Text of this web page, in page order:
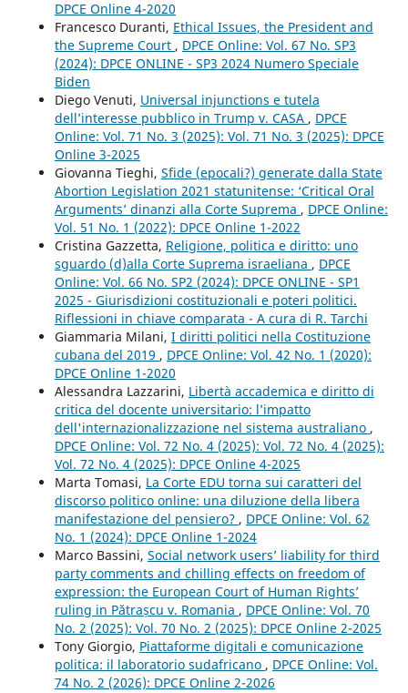
DPCE Online 4-2020
Francesco Duranti, Ethical Issues, the President and
the Supreme Court , DPCE Online: Vol. 67 No. SP3
(2024): DPCE ONLINE - SP3 2024 Numero Speciale
Biden
Diego Venuti, Universal injunctions e tutela
dell’interesse pubblico in Trump v. CASA , DPCE
Online: Vol. 71 No. 3 (2025): Vol. 71 No. 3 (2025): DPCE
Online 3-2025
Giovanna Tieghi, Sfide (epocali?) generate dalla State
Abortion Legislation 2021 statunitense: ‘Critical Oral
Arguments’ dinanzi alla Corte Suprema , DPCE Online:
Vol. 51 No. 1 (2022): DPCE Online 1-2022
Cristina Gazzetta, Religione, politica e diritto: uno
sguardo (d)alla Corte Suprema israeliana , DPCE
Online: Vol. 66 No. SP2 (2024): DPCE ONLINE - SP1
2025 - Giurisdizioni costituzionali e poteri politici.
Riflessioni in chiave comparata - A cura di R. Tarchi
Giammaria Milani, I diritti politici nella Costituzione
cubana del 2019 , DPCE Online: Vol. 42 No. 1 (2020):
DPCE Online 1-2020
Alessandra Lazzarini, Libertà accademica e diritto di
critica del docente universitario: l’impatto
dell'internazionalizzazione nel sistema australiano ,
DPCE Online: Vol. 72 No. 4 (2025): Vol. 72 No. 4 (2025):
Vol. 72 No. 4 (2025): DPCE Online 4-2025
Marta Tomasi, La Corte EDU torna sui caratteri del
discorso politico online: una diluzione della libera
manifestazione del pensiero? , DPCE Online: Vol. 62
No. 1 (2024): DPCE Online 1-2024
Marco Bassini, Social network users’ liability for third
party comments and chilling effects on freedom of
expression: the European Court of Human Rights’
ruling in Pătrașcu v. Romania , DPCE Online: Vol. 70
No. 2 (2025): Vol. 70 No. 2 (2025): DPCE Online 2-2025
Tony Giorgio, Piattaforme digitali e comunicazione
politica: il laboratorio sudafricano , DPCE Online: Vol.
74 No. 2 (2026): DPCE Online 2-2026